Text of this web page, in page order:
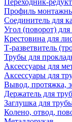
Переходник-
Профиль
Соединитель для
Угол (поворот) для
Крестовина для
Т-разветвитель
Трубы для
Аксессуары для
Аксессуары для
Вывод, протяжка,
Держатель для труб
Заглушка для
Колено, отвод,